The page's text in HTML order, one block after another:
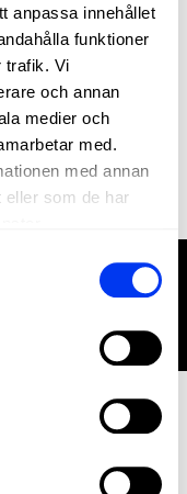
anpassa innehållet
funktioner
trafik. Vi
och annan
medier och
med.
med annan
eller som de har
80,00 €